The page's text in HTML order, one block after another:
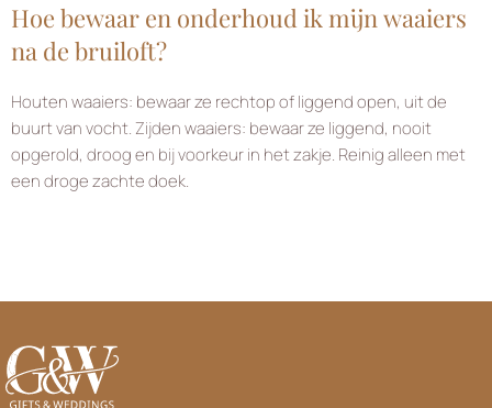
Hoe bewaar en onderhoud ik mijn waaiers
na de bruiloft?
Houten waaiers: bewaar ze rechtop of liggend open, uit de
buurt van vocht. Zijden waaiers: bewaar ze liggend, nooit
opgerold, droog en bij voorkeur in het zakje. Reinig alleen met
een droge zachte doek.